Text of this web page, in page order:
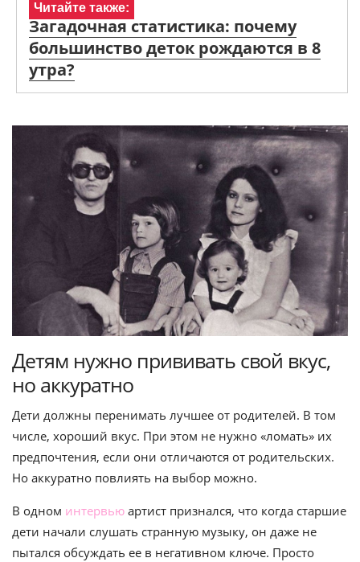
Читайте также:
Загадочная статистика: почему
большинство деток рождаются в 8
утра?
Детям нужно прививать свой вкус,
но аккуратно
Дети должны перенимать лучшее от родителей. В том
числе, хороший вкус. При этом не нужно «ломать» их
предпочтения, если они отличаются от родительских.
Но аккуратно повлиять на выбор можно.
В одном интервью артист признался, что когда старшие
дети начали слушать странную музыку, он даже не
пытался обсуждать ее в негативном ключе. Просто